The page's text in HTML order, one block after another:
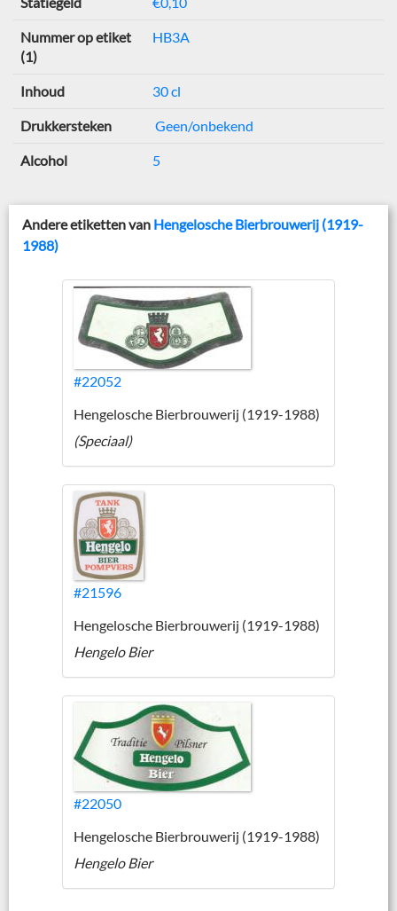
Nummer op etiket
(1)
HB3A
Inhoud 30 cl
Drukkersteken Geen/onbekend
Alcohol 5
Andere etiketten van Hengelosche Bierbrouwerij (1919-
1988)
#22052
Hengelosche Bierbrouwerij (1919-1988)
(Speciaal)
#21596
Hengelosche Bierbrouwerij (1919-1988)
Hengelo Bier
#22050
Hengelosche Bierbrouwerij (1919-1988)
Hengelo Bier